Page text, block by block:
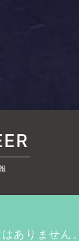
ありません。